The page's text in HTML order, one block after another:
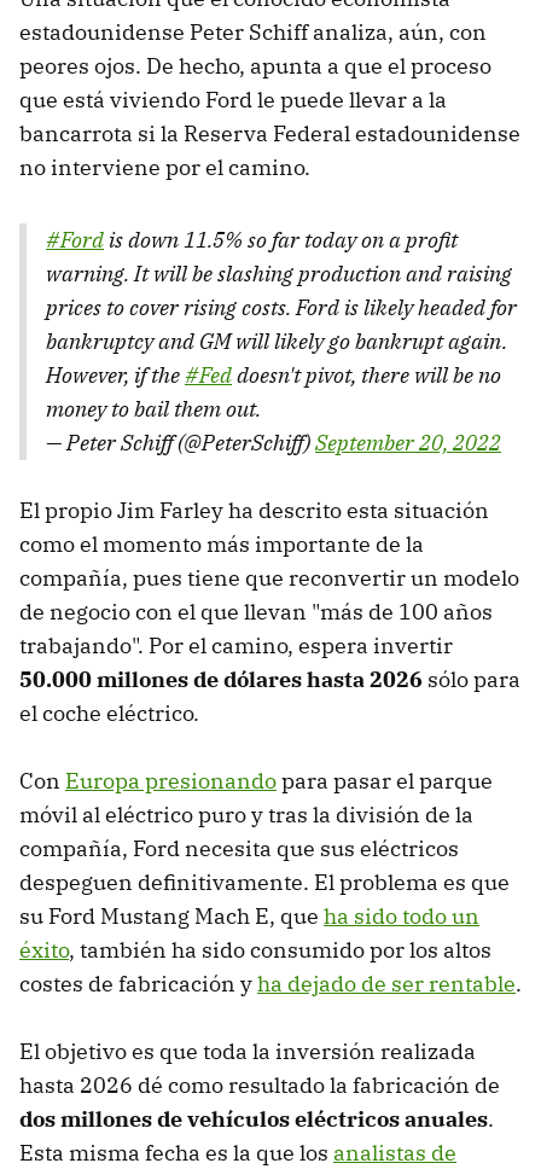
estadounidense Peter Schiff analiza, aún, con
peores ojos. De hecho, apunta a que el proceso
que está viviendo Ford le puede llevar a la
bancarrota si la Reserva Federal estadounidense
no interviene por el camino.
#Ford is down 11.5% so far today on a profit
warning. It will be slashing production and raising
prices to cover rising costs. Ford is likely headed for
bankruptcy and GM will likely go bankrupt again.
However, if the#Feddoesn't pivot, there will be no
money to bail them out.
— Peter Schiff (@PeterSchiff)September 20, 2022
El propio Jim Farley ha descrito esta situación
como el momento más importante de la
compañía, pues tiene que reconvertir un modelo
de negocio con el que llevan "más de 100 años
trabajando". Por el camino, espera invertir
50.000 millones de dólares hasta 2026 sólo para
el coche eléctrico.
Con Europa presionandopara pasar el parque
móvil al eléctrico puro y tras la división de la
compañía, Ford necesita que sus eléctricos
despeguen definitivamente. El problema es que
su Ford Mustang Mach E, que ha sido todo un
éxito, también ha sido consumido por los altos
costes de fabricación yha dejado de ser rentable.
El objetivo es que toda la inversión realizada
hasta 2026 dé como resultado la fabricación de
dos millones de vehículos eléctricos anuales.
Esta misma fecha es la que los analistas de